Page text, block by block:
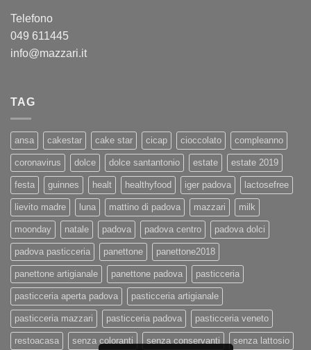
Telefono
049 611445
info@mazzari.it
TAG
ansa cakestar cake star cicap cioccolato compleanno
coronavirus dolce dolce santantonio estate estate 2019
festa guinnes healt healthyfood iger padova lactosefree
lievito madre luna mattino di padova mazzari milk
moonday natale padova padova centro padova dolci
padova pasticceria panettone panettone2018
panettone artigianale panettone padova pasticceria
pasticceria aperta padova pasticceria artigianale
pasticceria mazzari pasticceria padova pasticceria veneto
restoacasa senza coloranti senza conservanti senza lattosio